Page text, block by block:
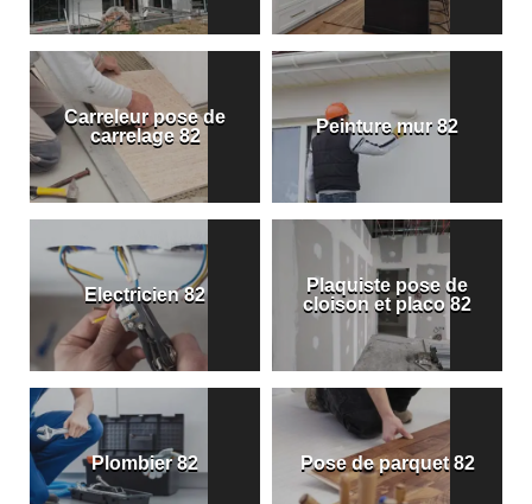
Carreleur pose de
carrelage 82
Peinture mur 82
Electricien 82
Plaquiste pose de
cloison et placo 82
Plombier 82 Pose de parquet 82